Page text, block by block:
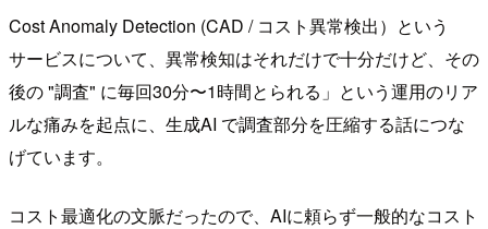
Cost Anomaly Detection (CAD / コスト異常検出）という
サービスについて、異常検知はそれだけで十分だけど、その
後の "調査" に毎回30分〜1時間とられる」という運用のリア
ルな痛みを起点に、生成AI で調査部分を圧縮する話につな
げています。
コスト最適化の文脈だったので、AIに頼らず一般的なコスト